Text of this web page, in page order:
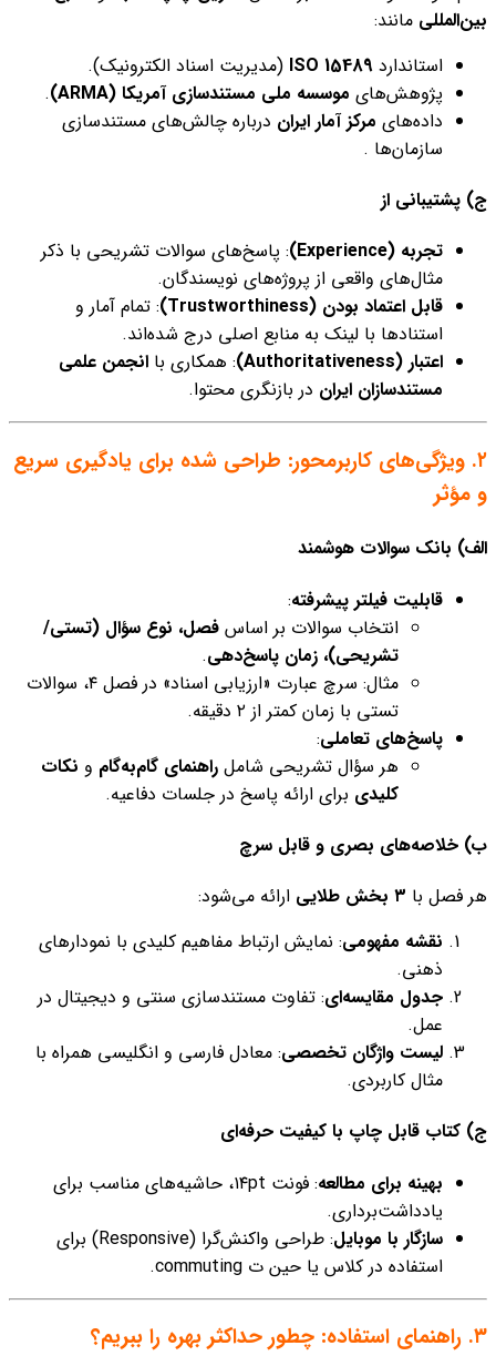
بین‌المللی مانند:
استاندارد ISO 15489 (مدیریت اسناد الکترونیک).
پژوهش‌های موسسه ملی مستندسازی آمریکا (ARMA)
.
داده‌های مرکز آمار ایران درباره چالش‌های مستندسازی
سازمان‌ها .
ج) پشتیبانی از
تجربه (Experience)
: پاسخ‌های سوالات تشریحی با ذکر
مثال‌های واقعی از پروژه‌های نویسندگان.
قابل اعتماد بودن (Trustworthiness)
: تمام آمار و
استنادها با لینک به منابع اصلی درج شده‌اند.
اعتبار (Authoritativeness)
: همکاری با انجمن علمی
مستندسازان ایران در بازنگری محتوا.
۲. ویژگی‌های کاربرمحور: طراحی شده برای یادگیری سریع
و مؤثر
الف) بانک سوالات هوشمند
قابلیت فیلتر پیشرفته:
انتخاب سوالات بر اساس فصل، نوع سؤال (تستی/
تشریحی)، زمان پاسخ‌دهی.
مثال: سرچ عبارت «ارزیابی اسناد» در فصل ۴، سوالات
تستی با زمان کمتر از ۲ دقیقه.
پاسخ‌های تعاملی:
هر سؤال تشریحی شامل راهنمای گام‌به‌گام و نکات
کلیدی برای ارائه پاسخ در جلسات دفاعیه.
ب) خلاصه‌های بصری و قابل سرچ
هر فصل با ۳ بخش طلایی
ارائه می‌شود:
نقشه مفهومی: نمایش ارتباط مفاهیم کلیدی با نمودارهای
ذهنی.
جدول مقایسه‌ای: تفاوت مستندسازی سنتی و دیجیتال در
عمل.
لیست واژگان تخصصی: معادل فارسی و انگلیسی همراه با
مثال کاربردی.
ج) کتاب قابل چاپ با کیفیت حرفه‌ای
بهینه برای مطالعه
: فونت ۱۴pt، حاشیه‌های مناسب برای
یادداشت‌برداری.
سازگار با موبایل
: طراحی واکنش‌گرا (Responsive) برای
استفاده در کلاس یا حین ت commuting.
۳. راهنمای استفاده: چطور حداکثر بهره را ببریم؟